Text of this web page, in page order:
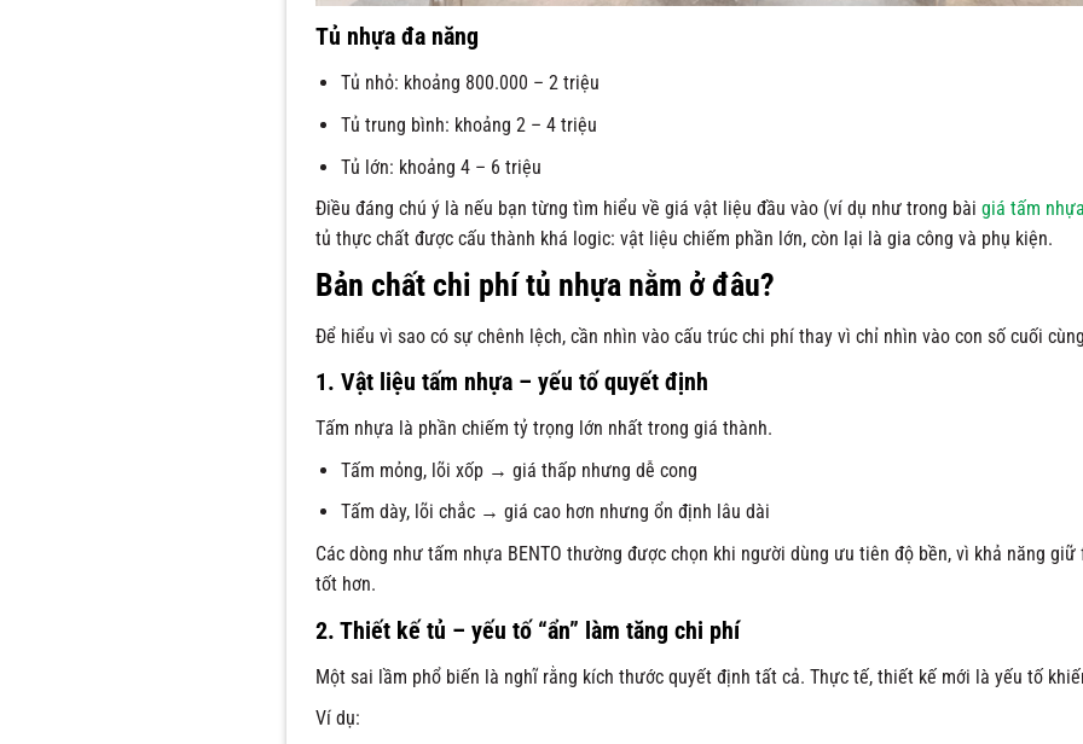
Tủ nhựa đa năng
Tủ nhỏ: khoảng 800.000 – 2 triệu
Tủ trung bình: khoảng 2 – 4 triệu
Tủ lớn: khoảng 4 – 6 triệu
Điều đáng chú ý là nếu bạn từng tìm hiểu về giá vật liệu đầu vào (ví dụ như trong bài giá tấm
tủ thực chất được cấu thành khá logic: vật liệu chiếm phần lớn, còn lại là gia công và phụ kiện.
Bản chất chi phí tủ nhựa nằm ở đâu?
Để hiểu vì sao có sự chênh lệch, cần nhìn vào cấu trúc chi phí thay vì chỉ nhìn vào con số cuối
1. Vật liệu tấm nhựa – yếu tố quyết định
Tấm nhựa là phần chiếm tỷ trọng lớn nhất trong giá thành.
Tấm mỏng, lõi xốp → giá thấp nhưng dễ cong
Tấm dày, lõi chắc → giá cao hơn nhưng ổn định lâu dài
Các dòng như tấm nhựa BENTO thường được chọn khi người dùng ưu tiên độ bền, vì khả năng
tốt hơn.
2. Thiết kế tủ – yếu tố “ẩn” làm tăng chi phí
Một sai lầm phổ biến là nghĩ rằng kích thước quyết định tất cả. Thực tế, thiết kế mới là yếu tố
Ví dụ: